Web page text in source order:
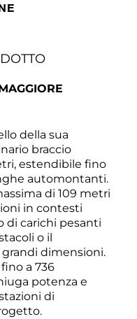
della sua
braccio
estendibile fino
automontanti.
di 109 metri
in contesti
di carichi pesanti
o il
dimensioni.
a 736
potenza e
di